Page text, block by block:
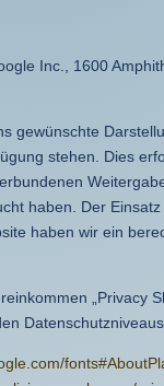
Inc., 1600
gewünschte
stehen. Dies
haben. Der
haben wir ein
„Privacy